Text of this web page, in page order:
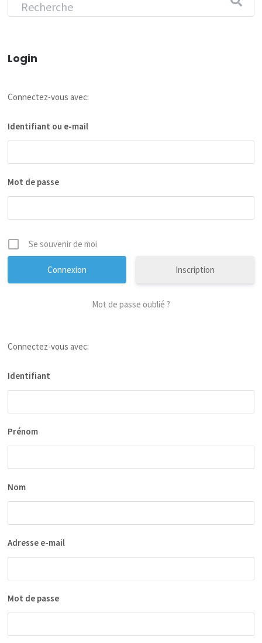
Login
Connectez-vous avec:
Identifiant ou e-mail
Mot de passe
Se souvenir de moi
Inscription
Mot de passe oublié ?
Connectez-vous avec:
Identifiant
Prénom
Nom
Adresse e-mail
Mot de passe